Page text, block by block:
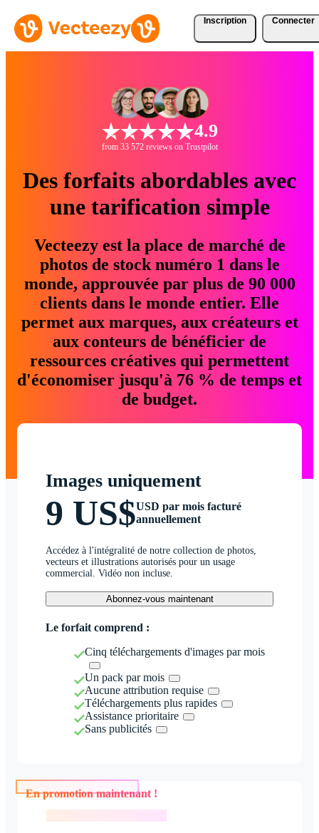
Inscription Connecter
4.9
from 33 572 reviews on Trustpilot
Des forfaits abordables avec
une tarification simple
Vecteezy est la place de marché de
photos de stock numéro 1 dans le
monde, approuvée par plus de 90 000
clients dans le monde entier. Elle
permet aux marques, aux créateurs et
aux conteurs de bénéficier de
ressources créatives qui permettent
d'économiser jusqu'à 76 % de temps et
de budget.
Images uniquement
9 US$USD par mois facturé
annuellement
Accédez à l'intégralité de notre collection de photos,
vecteurs et illustrations autorisés pour un usage
commercial. Vidéo non incluse.
Abonnez-vous maintenant
Le forfait comprend :
Cinq téléchargements d'images par mois
Un pack par mois
Aucune attribution requise
Téléchargements plus rapides
Assistance prioritaire
Sans publicités
En promotion maintenant !